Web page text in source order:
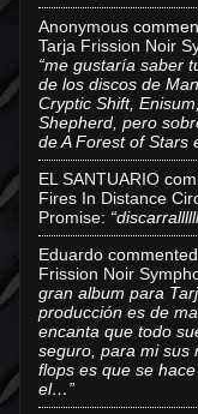
Anonymous
Tarja Frission Noir
“me gustaría saber
de los discos de
Cryptic Shift,
Shepherd, pero
de A Forest of Stars
EL SANTUARIO
Fires In Distance
Promise:
Eduardo
Frission Noir
gran album para
producción es de
encanta que todo
seguro, para mi sus
flops es que se
el…”